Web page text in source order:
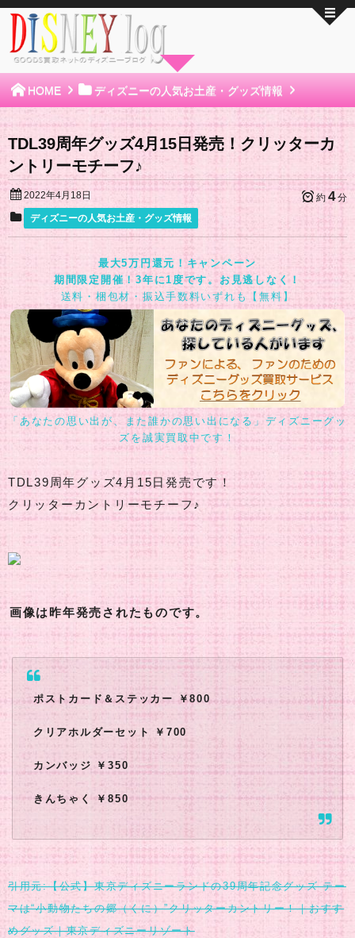
HOME ディズニーの人気お土産・グッズ情報
TDL39周年グッズ4月15日発売！クリッターカ
ントリーモチーフ♪
2022年4月18日 約 4分
ディズニーの人気お土産・グッズ情報
最大5万円還元！キャンペーン
期間限定開催！3年に1度です。お見逃しなく！
送料・梱包材・振込手数料いずれも【無料】
「あなたの思い出が、また誰かの思い出になる」ディズニーグッ
ズを誠実買取中です！
TDL39周年グッズ4月15日発売です！
クリッターカントリーモチーフ♪
画像は昨年発売されたものです。
ポストカード＆ステッカー ￥800
クリアホルダーセット ￥700
カンバッジ ￥350
きんちゃく ￥850
引用元:【公式】東京ディズニーランドの39周年記念グッズ テー
マは“小動物たちの郷（くに）”クリッターカントリー！｜おすす
めグッズ｜東京ディズニーリゾート